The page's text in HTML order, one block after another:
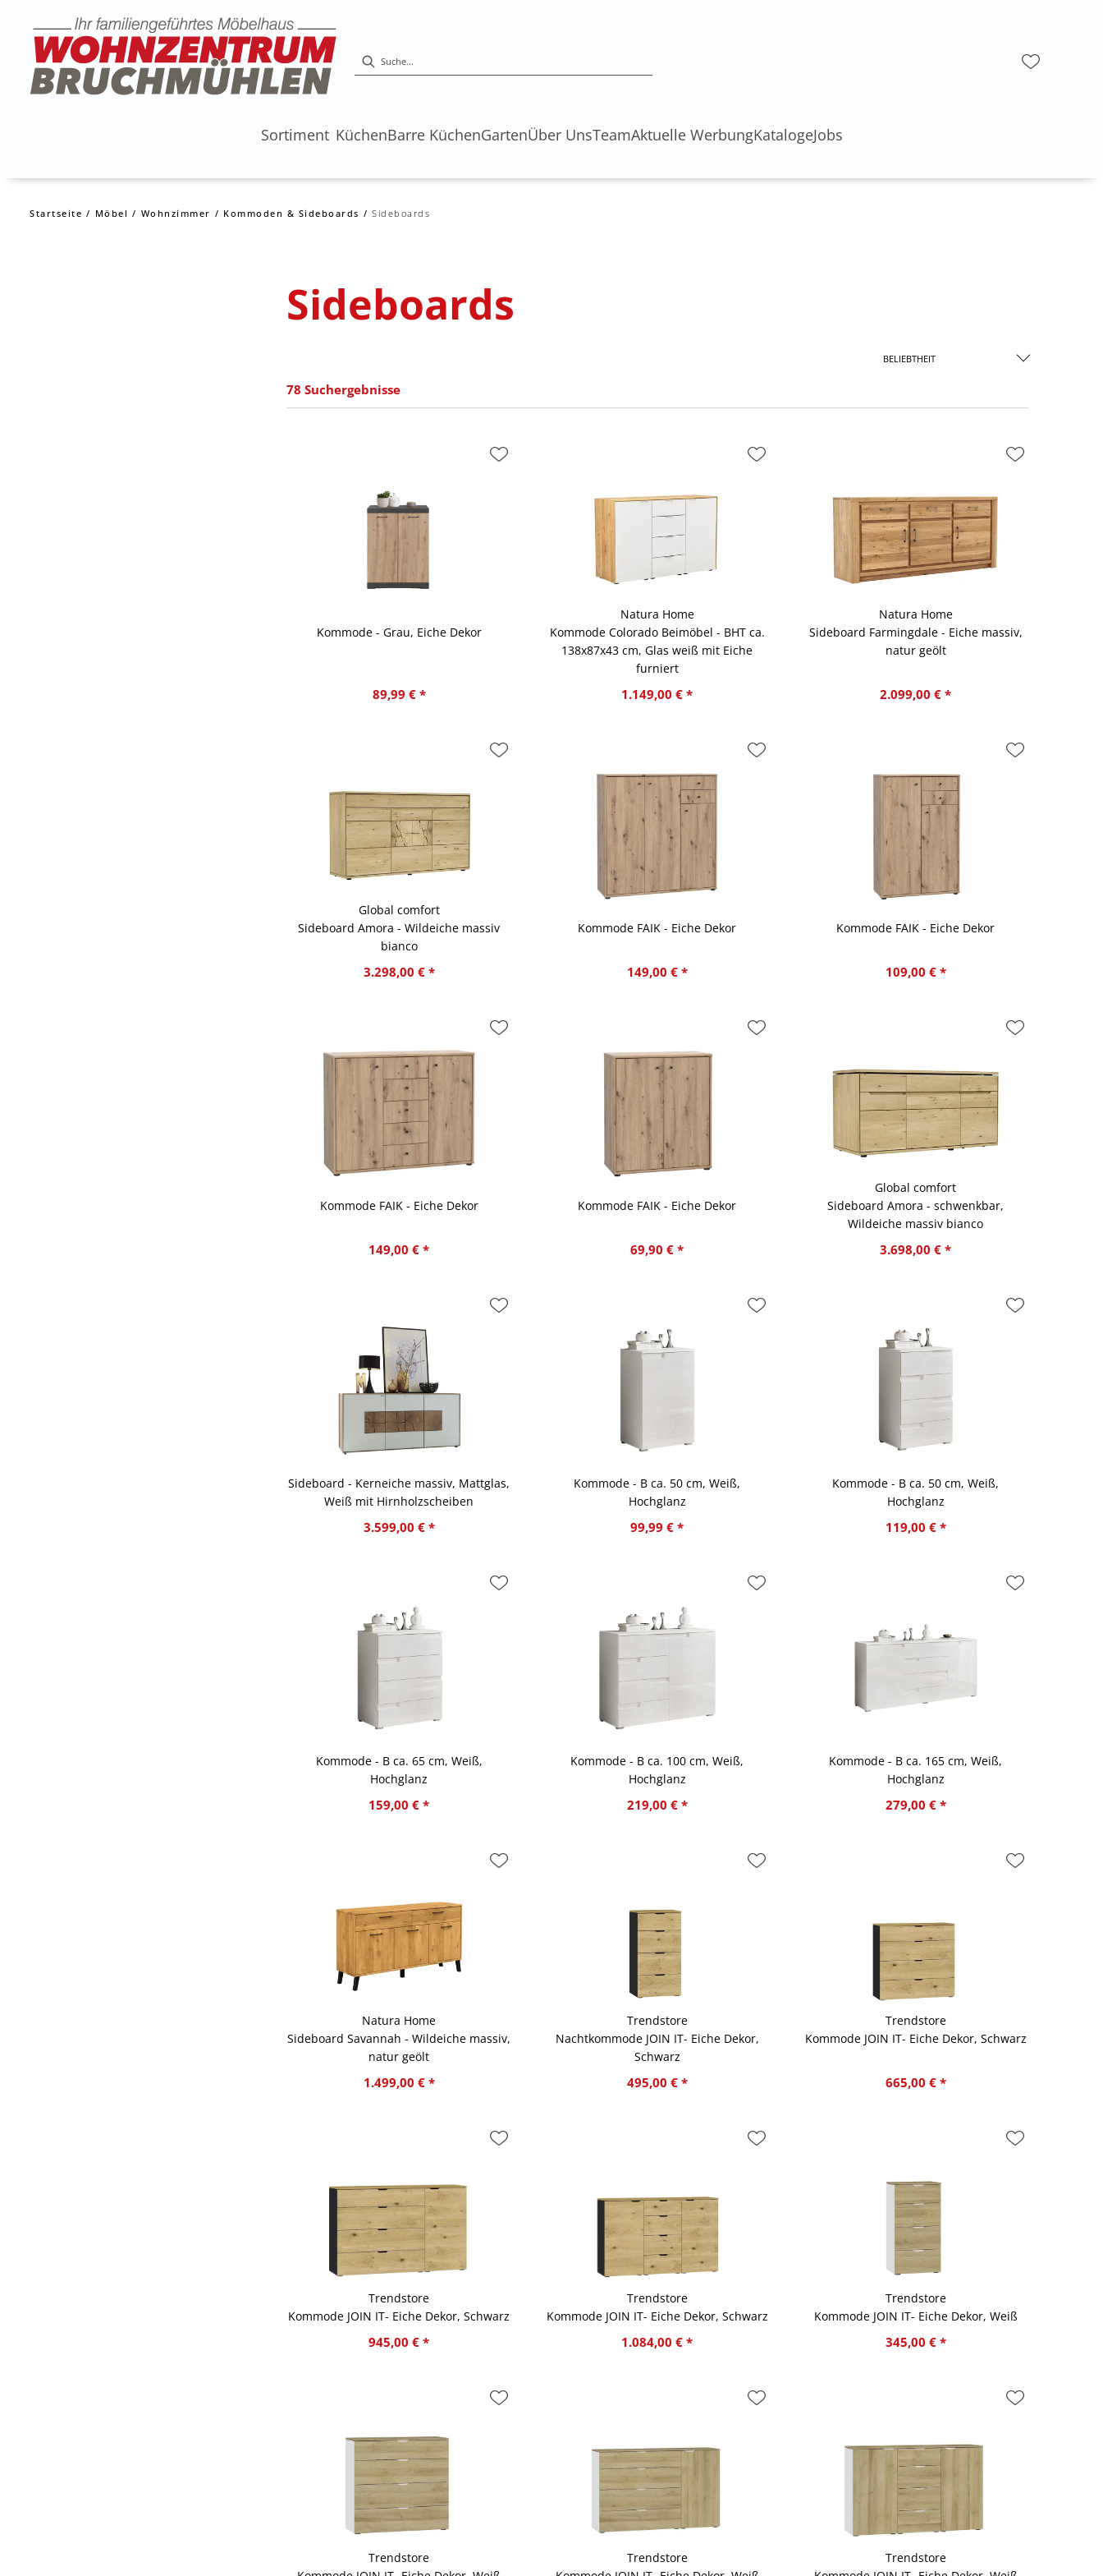
Sortiment KüchenBarre KüchenGartenÜber UnsTeamAktuelle WerbungKatalogeJobs
Startseite Möbel Wohnzimmer Kommoden & Sideboards Sideboards
Sideboards
BELIEBTHEIT
78 Suchergebnisse
Kommode - Grau, Eiche Dekor
89,99 € *
Natura Home
Kommode Colorado Beimöbel - BHT ca.
138x87x43 cm, Glas weiß mit Eiche
furniert
1.149,00 € *
Natura Home
Sideboard Farmingdale - Eiche massiv,
natur geölt
2.099,00 € *
Global comfort
Sideboard Amora - Wildeiche massiv
bianco
3.298,00 € *
Kommode FAIK - Eiche Dekor
149,00 € *
Kommode FAIK - Eiche Dekor
109,00 € *
Kommode FAIK - Eiche Dekor
149,00 € *
Kommode FAIK - Eiche Dekor
69,90 € *
Global comfort
Sideboard Amora - schwenkbar,
Wildeiche massiv bianco
3.698,00 € *
Sideboard - Kerneiche massiv, Mattglas,
Weiß mit Hirnholzscheiben
3.599,00 € *
Kommode - B ca. 50 cm, Weiß,
Hochglanz
99,99 € *
Kommode - B ca. 50 cm, Weiß,
Hochglanz
119,00 € *
Kommode - B ca. 65 cm, Weiß,
Hochglanz
159,00 € *
Kommode - B ca. 100 cm, Weiß,
Hochglanz
219,00 € *
Kommode - B ca. 165 cm, Weiß,
Hochglanz
279,00 € *
Natura Home
Sideboard Savannah - Wildeiche massiv,
natur geölt
1.499,00 € *
Trendstore
Nachtkommode JOIN IT- Eiche Dekor,
Schwarz
495,00 € *
Trendstore
Kommode JOIN IT- Eiche Dekor, Schwarz
665,00 € *
Trendstore
Kommode JOIN IT- Eiche Dekor, Schwarz
945,00 € *
Trendstore
Kommode JOIN IT- Eiche Dekor, Schwarz
1.084,00 € *
Trendstore
Kommode JOIN IT- Eiche Dekor, Weiß
345,00 € *
Trendstore
Trendstore
Trendstore